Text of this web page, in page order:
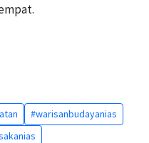
#warisanbudayanias